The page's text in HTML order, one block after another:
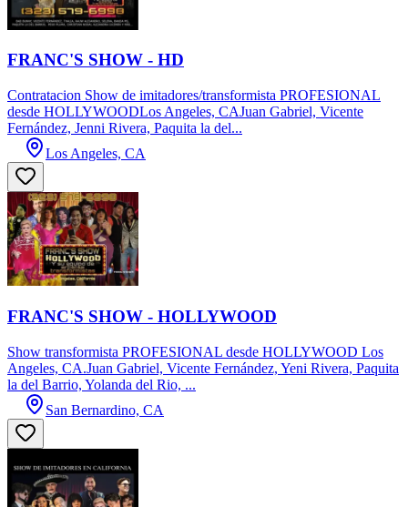
FRANC'S SHOW - HD
Contratacion Show de imitadores/transformista PROFESIONAL
desde HOLLYWOODLos Angeles, CAJuan Gabriel, Vicente
Fernández, Jenni Rivera, Paquita la del...
Los Angeles, CA
FRANC'S SHOW - HOLLYWOOD
Show transformista PROFESIONAL desde HOLLYWOOD Los
Angeles, CA.Juan Gabriel, Vicente Fernández, Yeni Rivera, Paquita
la del Barrio, Yolanda del Rio, ...
San Bernardino, CA